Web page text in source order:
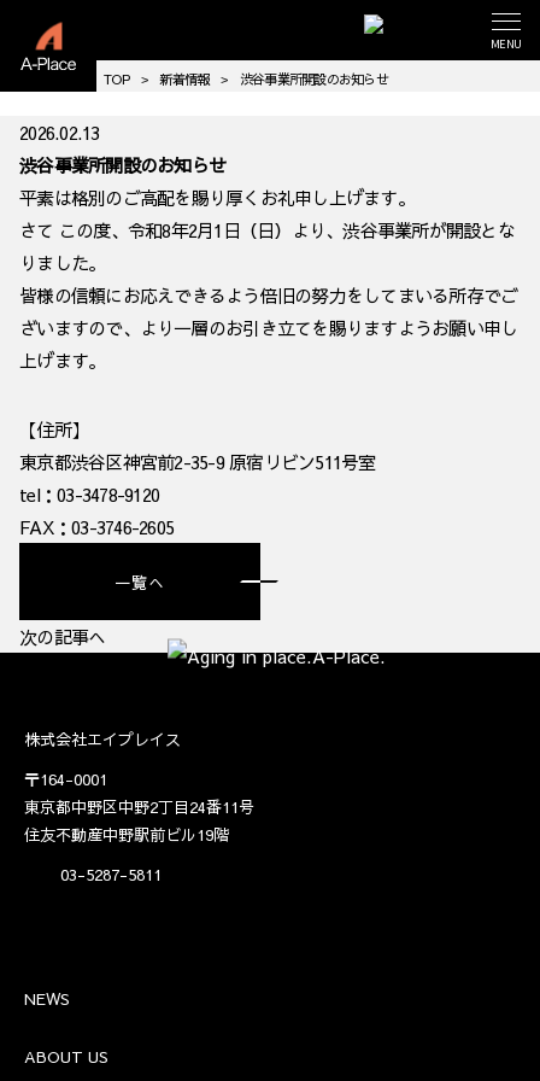
MENU
TOP 新着情報 渋谷事業所開設のお知らせ
2026.02.13
渋谷事業所開設のお知らせ
平素は格別のご高配を賜り厚くお礼申し上げます。
さて この度、令和8年2月1日（日）より、渋谷事業所が開設とな
りました。
皆様の信頼にお応えできるよう倍旧の努力をしてまいる所存でご
ざいますので、より一層のお引き立てを賜りますようお願い申し
上げます。
【住所】
東京都渋谷区神宮前2-35-9 原宿リビン511号室
tel：03-3478-9120
FAX：03-3746-2605
一覧へ
次の記事へ
株式会社エイプレイス
〒164-0001
東京都中野区中野2丁目24番11号
住友不動産中野駅前ビル19階
03-5287-5811
NEWS
ABOUT US